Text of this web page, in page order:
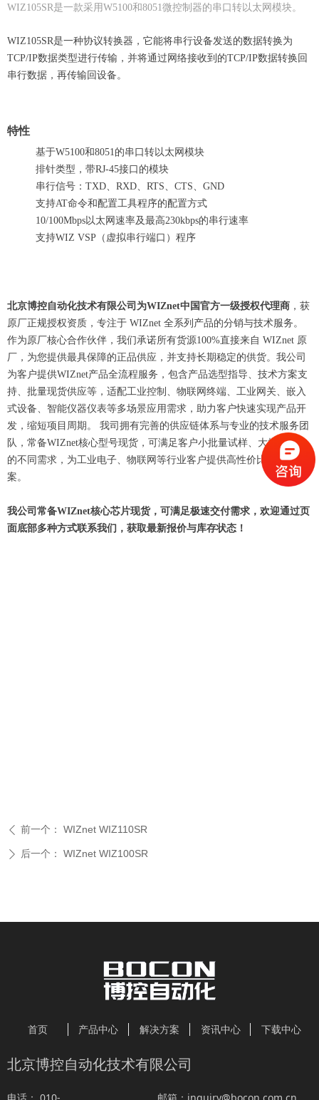
WIZ105SR是一款采用W5100和8051微控制器的串口转以太网模块。
ꄴ 前一个： WIZnet WIZ110SR
ꄲ 后一个： WIZnet WIZ100SR
WIZ105SR是一种协议转换器，它能将串行设备发送的数据转换为
TCP/IP数据类型进行传输，并将通过网络接收到的TCP/IP数据转换回
串行数据，再传输回设备。
特性
基于W5100和8051的串口转以太网模块
排针类型，带RJ-45接口的模块
串行信号：TXD、RXD、RTS、CTS、GND
支持AT命令和配置工具程序的配置方式
10/100Mbps以太网速率及最高230kbps的串行速率
支持WIZ VSP（虚拟串行端口）程序
北京博控自动化技术有限公司为WIZnet中国官方一级授权代理商 ，获
原厂正规授权资质，专注于 WIZnet 全系列产品的分销与技术服务。
作为原厂核心合作伙伴，我们承诺所有货源100%直接来自 WIZnet 原
厂，为您提供最具保障的正品供应，并支持长期稳定的供货。我公司
为客户提供WIZnet产品全流程服务，包含产品选型指导、技术方案支
持、批量现货供应等，适配工业控制、物联网终端、工业网关、嵌入
式设备、智能仪器仪表等多场景应用需求，助力客户快速实现产品开
发，缩短项目周期。 我司拥有完善的供应链体系与专业的技术服务团
队，常备WIZnet核心型号现货，可满足客户小批量试样、大批量采购
的不同需求，为工业电子、物联网等行业客户提供高性价比的解决方
案。
我公司常备WIZnet核心芯片现货，可满足极速交付需求，欢迎通过页
面底部多种方式联系我们，获取最新报价与库存状态！
首页 产品中心 解决方案 资讯中心 下载中心
北京博控自动化技术有限公司